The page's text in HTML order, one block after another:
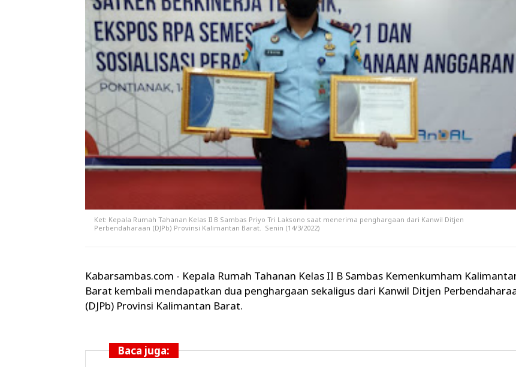
Ket: Kepala Rumah Tahanan Kelas II B Sambas Priyo Tri Laksono saat menerima penghargaan dari Kanwil Ditjen
Perbendaharaan (DJPb) Provinsi Kalimantan Barat. Senin (14/3/2022)
Kabarsambas.com - Kepala Rumah Tahanan Kelas II B Sambas Kemenkumham
Barat kembali mendapatkan dua penghargaan sekaligus dari Kanwil Ditjen
(DJPb) Provinsi Kalimantan Barat.
Baca juga: